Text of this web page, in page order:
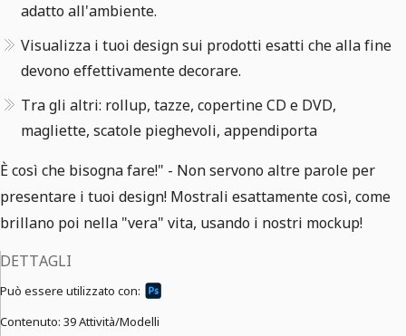
adatto all'ambiente.
Visualizza i tuoi design sui prodotti esatti che alla fine
devono effettivamente decorare.
Tra gli altri: rollup, tazze, copertine CD e DVD,
magliette, scatole pieghevoli, appendiporta
È così che bisogna fare!" - Non servono altre parole per
presentare i tuoi design! Mostrali esattamente così, come
brillano poi nella "vera" vita, usando i nostri mockup!
DETTAGLI
Può essere utilizzato con:
Contenuto: 39 Attività/Modelli